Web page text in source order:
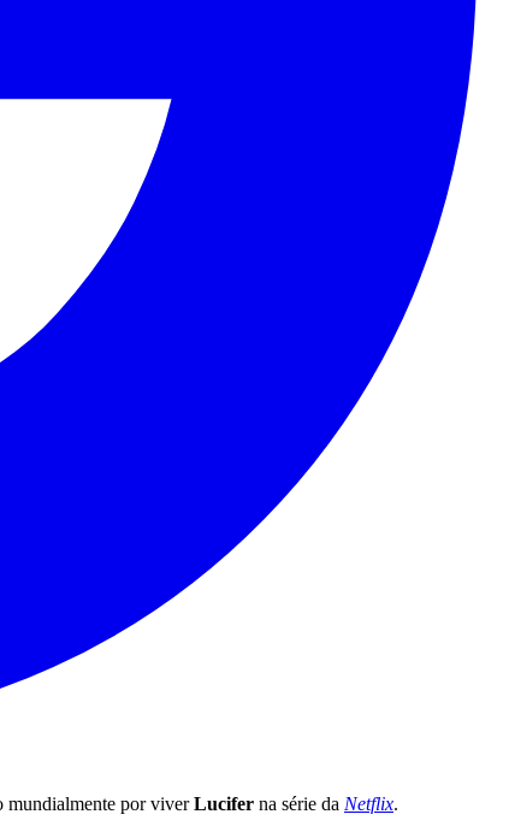
mundialmente por viverLucifer na série da Netflix.